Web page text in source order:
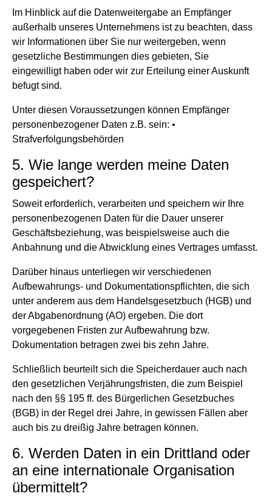
Im Hinblick auf die Datenweitergabe an Empfänger
außerhalb unseres Unternehmens ist zu beachten, dass
wir Informationen über Sie nur weitergeben, wenn
gesetzliche Bestimmungen dies gebieten, Sie
eingewilligt haben oder wir zur Erteilung einer Auskunft
befugt sind.
Unter diesen Voraussetzungen können Empfänger
personenbezogener Daten z.B. sein: •
Strafverfolgungsbehörden
5. Wie lange werden meine Daten
gespeichert?
Soweit erforderlich, verarbeiten und speichern wir Ihre
personenbezogenen Daten für die Dauer unserer
Geschäftsbeziehung, was beispielsweise auch die
Anbahnung und die Abwicklung eines Vertrages umfasst.
Darüber hinaus unterliegen wir verschiedenen
Aufbewahrungs- und Dokumentationspflichten, die sich
unter anderem aus dem Handelsgesetzbuch (HGB) und
der Abgabenordnung (AO) ergeben. Die dort
vorgegebenen Fristen zur Aufbewahrung bzw.
Dokumentation betragen zwei bis zehn Jahre.
Schließlich beurteilt sich die Speicherdauer auch nach
den gesetzlichen Verjährungsfristen, die zum Beispiel
nach den §§ 195 ff. des Bürgerlichen Gesetzbuches
(BGB) in der Regel drei Jahre, in gewissen Fällen aber
auch bis zu dreißig Jahre betragen können.
6. Werden Daten in ein Drittland oder
an eine internationale Organisation
übermittelt?